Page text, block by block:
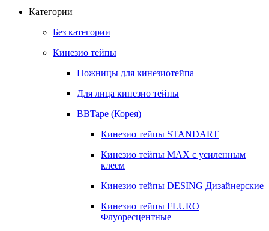
Категории
Без категории
Кинезио тейпы
Ножницы для кинезиотейпа
Для лица кинезио тейпы
BBTape (Корея)
Кинезио тейпы STANDART
Кинезио тейпы МАХ с усиленным
клеем
Кинезио тейпы DESING Дизайнерские
Кинезио тейпы FLURO
Флуоресцентные